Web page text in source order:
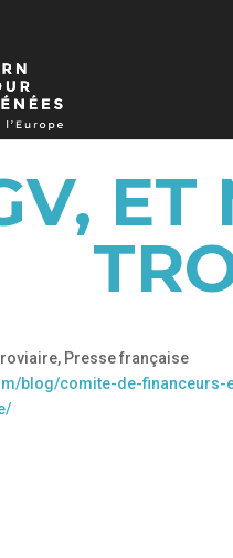
, Presse française
blog/comite-de-